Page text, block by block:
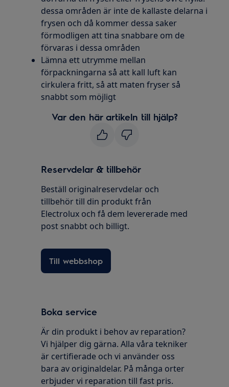
dessa områden är inte de kallaste delarna i
frysen och då kommer dessa saker
förmodligen att tina snabbare om de
förvaras i dessa områden
Lämna ett utrymme mellan
förpackningarna så att kall luft kan
cirkulera fritt, så att maten fryser så
snabbt som möjligt
Var den här artikeln till hjälp?
Reservdelar & tillbehör
Beställ originalreservdelar och
tillbehör till din produkt från
Electrolux och få dem levererade med
post snabbt och billigt.
Till webbshop
Boka service
Är din produkt i behov av reparation?
Vi hjälper dig gärna. Alla våra tekniker
är certifierade och vi använder oss
bara av originaldelar. På många orter
erbjuder vi reparation till fast pris.